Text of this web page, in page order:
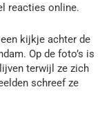
reacties online.
kijkje achter de
Op de foto’s is
terwijl ze zich
schreef ze